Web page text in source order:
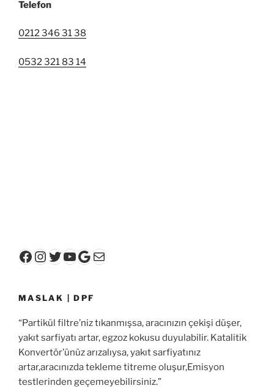
Telefon
0212 346 31 38
0532 321 83 14
Facebook
Instagram
Twitter
YouTube
Google
E-posta
MASLAK | DPF
“Partikül filtre’niz tıkanmışsa, aracınızın çekişi düşer,
yakıt sarfiyatı artar, egzoz kokusu duyulabilir. Katalitik
Konvertör’ünüz arızalıysa, yakıt sarfiyatınız
artar,aracınızda tekleme titreme oluşur,Emisyon
testlerinden geçemeyebilirsiniz.”